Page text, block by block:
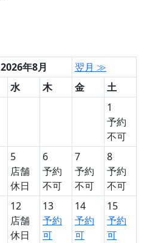
2026年8月
翌月 ≫
水 木 金
土
1
予約
不可
5
店舗
休日
6
予約
不可
7
予約
不可
8
予約
不可
12
店舗
休日
13
予約
可
14
予約
可
15
予約
可